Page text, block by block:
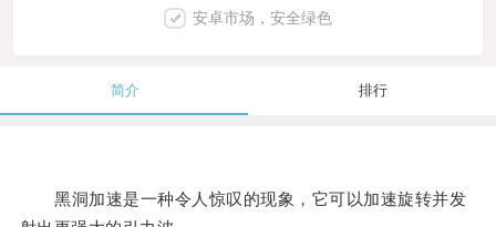
安卓市场，安全绿色
简介 排行
黑洞加速是一种令人惊叹的现象，它可以加速旋转并发